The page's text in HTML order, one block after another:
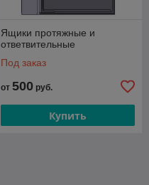
Ящики протяжные и
ответвительные
Под заказ
от 500 руб.
Купить